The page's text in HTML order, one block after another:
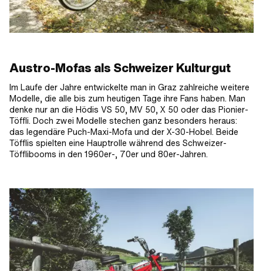
Austro-Mofas als Schweizer Kulturgut
Im Laufe der Jahre entwickelte man in Graz zahlreiche weitere
Modelle, die alle bis zum heutigen Tage ihre Fans haben. Man
denke nur an die Hödis VS 50, MV 50, X 50 oder das Pionier-
Töffli. Doch zwei Modelle stechen ganz besonders heraus:
das legendäre Puch-Maxi-Mofa und der X-30-Hobel. Beide
Töfflis spielten eine Hauptrolle während des Schweizer-
Töfflibooms in den 1960er-, 70er und 80er-Jahren.